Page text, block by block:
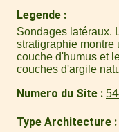
Legende
Sondages latéraux.
stratigraphie montre
couche d'humus et
couches d'argile
Numero du Site
Type Architecture